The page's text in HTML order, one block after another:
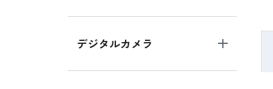
デジタルカメラ